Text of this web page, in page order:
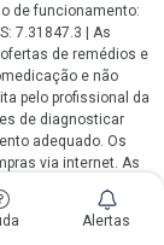
Alertas
de funcionamento:
7.31847.3 | As
de remédios e
e não
pelo profissional da
de diagnosticar
adequado. Os
via internet. As
*Preços e
dia. Antibióticos e
Portaria nº